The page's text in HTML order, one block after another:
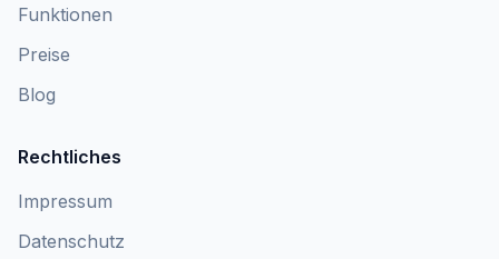
Funktionen
Preise
Blog
Rechtliches
Impressum
Datenschutz